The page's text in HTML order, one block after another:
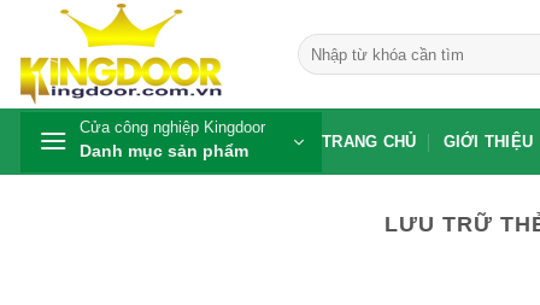
nội
dung
Tìm
kiếm:
Cửa công nghiệp Kingdoor
Danh mục sản phẩm TRANG CHỦ GIỚI THIỆU
LƯU TRỮ